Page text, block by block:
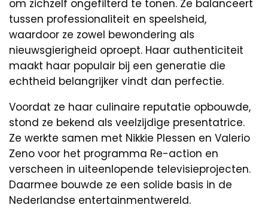
om zichzelf ongefilterd te tonen. Ze balanceert
tussen professionaliteit en speelsheid,
waardoor ze zowel bewondering als
nieuwsgierigheid oproept. Haar authenticiteit
maakt haar populair bij een generatie die
echtheid belangrijker vindt dan perfectie.
Voordat ze haar culinaire reputatie opbouwde,
stond ze bekend als veelzijdige presentatrice.
Ze werkte samen met Nikkie Plessen en Valerio
Zeno voor het programma Re-action en
verscheen in uiteenlopende televisieprojecten.
Daarmee bouwde ze een solide basis in de
Nederlandse entertainmentwereld.